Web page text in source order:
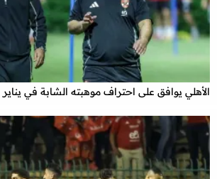
الأهلي يوافق على احتراف موهبته الشابة في يناير